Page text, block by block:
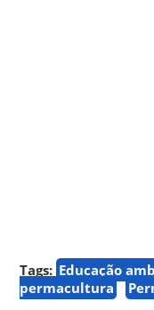
Tags: Educação
permacultura